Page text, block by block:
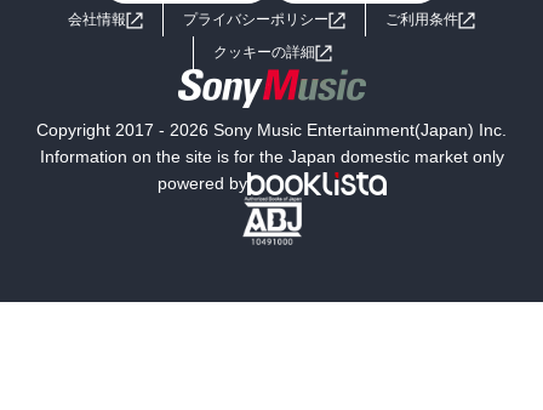
小説
海外小説
ミステリー SF
文学
会社情報 プライバシーポリシー
ご利用条件
クッキーの詳細
Copyright 2017 - 2026 Sony Music Entertainment(Japan) Inc.
Information on the site is for the Japan domestic market only
powered by